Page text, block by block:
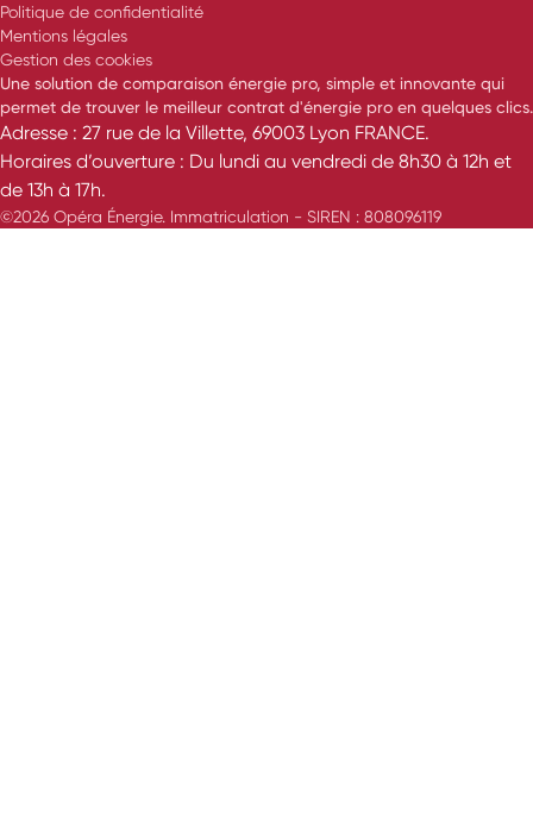
Politique de confidentialité
Mentions légales
Gestion des cookies
Une solution de comparaison énergie pro, simple et innovante qui
permet de trouver le meilleur contrat d'énergie pro en quelques clics.
Adresse : 27 rue de la Villette, 69003 Lyon FRANCE.
Horaires d’ouverture : Du lundi au vendredi de 8h30 à 12h et
de 13h à 17h.
©2026 Opéra Énergie. Immatriculation - SIREN : 808096119